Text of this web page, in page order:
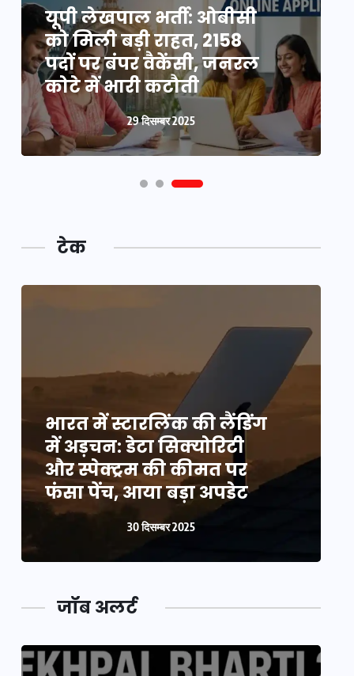
यूपी न्यूज़: नौकरों ने पिता-
पुत्री को 5 साल घर में बनाया
बंधक, बुजुर्ग की मौत, बेटी
बनी ‘कंकाल’
29 दिसम्बर 2025
यूपी लेखपाल भर्ती: ओबीसी
को मिली बड़ी राहत, 2158
पदों पर बंपर वैकेंसी, जनरल
कोटे में भारी कटौती
29 दिसम्बर 2025
टेक
भारत में स्टारलिंक की लैंडिंग
में अड़चन: डेटा सिक्योरिटी
और स्पेक्ट्रम की कीमत पर
फंसा पेंच, आया बड़ा अपडेट
30 दिसम्बर 2025
जॉब अलर्ट